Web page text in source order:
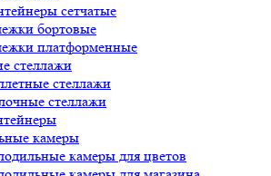
сетчатые
бортовые
платформенные
стеллажи
стеллажи
стеллажи
камеры
камеры для цветов